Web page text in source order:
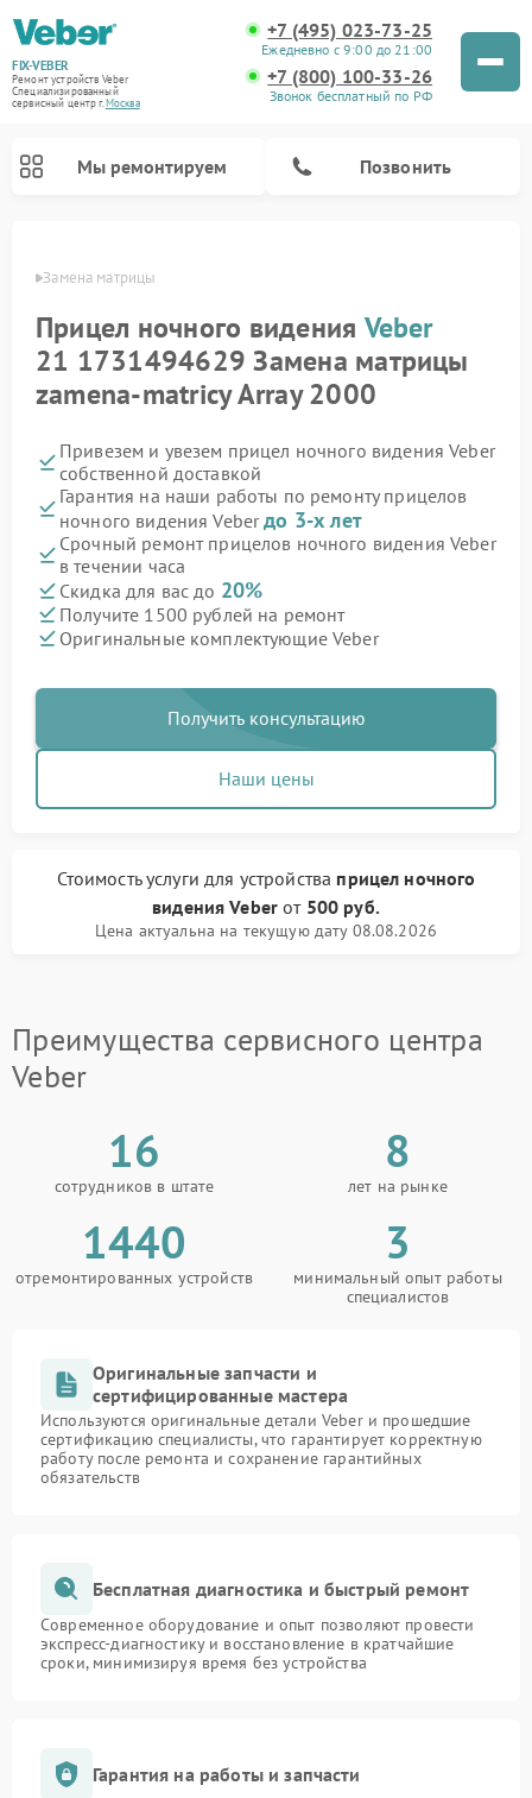
FIX-VEBER
Ремонт устройств Veber
Специализированный
cервисный центр г.Москва
+7 (495) 023-73-25
Ежедневно с 9:00 до 21:00
+7 (800) 100-33-26
Звонок бесплатный по РФ
Мы ремонтируем Позвонить
Замена матрицы
Прицел ночного видения Veber
21 1731494629 Замена матрицы
zamena-matricy Array 2000
Привезем и увезем прицел ночного видения Veber
собственной доставкой
Гарантия на наши работы по ремонту прицелов
ночного видения Veberдо 3-х лет
Срочный ремонт прицелов ночного видения Veber
в течении часа
Скидка для вас до 20%
Получите 1500 рублей на ремонт
Оригинальные комплектующие Veber
Получить консультацию
Наши цены
Стоимость услугидля устройства прицел ночного
видения Veber от 500 руб.
Цена актуальна на текущую дату 08.08.2026
Преимущества сервисного центра
Veber
16
сотрудников в штате
8
лет на рынке
1440
отремонтированных устройств
3
минимальный опыт работы
специалистов
Оригинальные запчасти и
сертифицированные мастера
Используются оригинальные детали Veber и прошедшие
сертификацию специалисты, что гарантирует корректную
работу после ремонта и сохранение гарантийных
обязательств
Бесплатная диагностика и быстрый ремонт
Современное оборудование и опыт позволяют провести
экспресс-диагностику и восстановление в кратчайшие
сроки, минимизируя время без устройства
Гарантия на работы и запчасти